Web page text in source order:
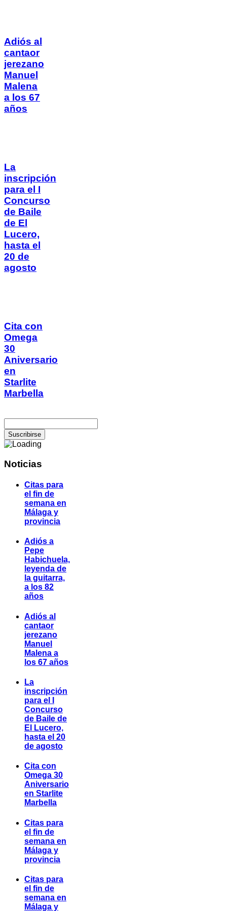
Adiós al
cantaor
jerezano
Manuel
Malena
a los 67
años
La
inscripción
para el I
Concurso
de Baile
de El
Lucero,
hasta el
20 de
agosto
Cita con
Omega
30
Aniversario
en
Starlite
Marbella
Noticias
Citas para
el fin de
semana en
Málaga y
provincia
Adiós a
Pepe
Habichuela,
leyenda de
la guitarra,
a los 82
años
Adiós al
cantaor
jerezano
Manuel
Malena a
los 67 años
La
inscripción
para el I
Concurso
de Baile de
El Lucero,
hasta el 20
de agosto
Cita con
Omega 30
Aniversario
en Starlite
Marbella
Citas para
el fin de
semana en
Málaga y
provincia
Citas para
el fin de
semana en
Málaga y